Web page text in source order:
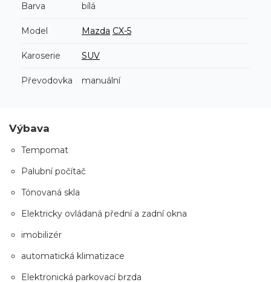
Barva bílá
Model Mazda CX-5
Karoserie SUV
Převodovka manuální
Výbava
Tempomat
Palubní počítač
Tónovaná skla
Elektricky ovládaná přední a zadní okna
imobilizér
automatická klimatizace
Elektronická parkovací brzda